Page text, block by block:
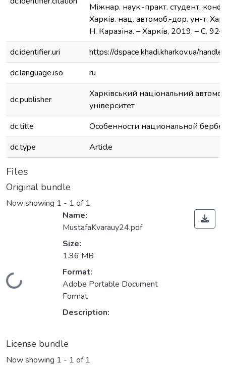
Міжнар. наук.-практ. студент.
Харків. нац. автомоб.-дор. ун-т,
Н. Каразіна. – Харків, 2019. – С.
dc.identifier.uri
https://dspace.khadi.kharkov.ua/
dc.language.iso
ru
dc.publisher
Харківський національний
університет
dc.title
Особенности национальной
dc.type
Article
Files
Original bundle
Now showing 1 - 1 of 1
Loading...
Name:
MustafaKvarauy24.pdf
Size:
1.96 MB
Format:
Adobe Portable Document
Format
Description:
License bundle
Now showing 1 - 1 of 1